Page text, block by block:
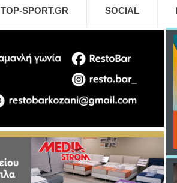
TOP-SPORT.GR SOCIAL